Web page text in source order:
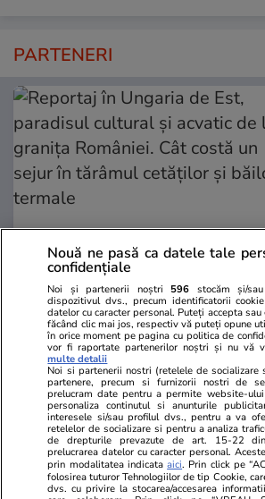
PARTENERI
Adevarul.ro
Reportaj în Ungaria de Est,
paradisul cultural și acvatic de
granița României. Cât costă un
sejur în tărâmul cetăților și
termale
PARTENERI
Nouă ne pasă ca datele tale
confidențiale
Noi și partenerii noștri 596 stocăm și/
dispozitivul dvs., precum identificatorii
datelor cu caracter personal. Puteți accepta
făcând clic mai jos, respectiv vă puteți opune
în orice moment pe pagina cu politica de
vor fi raportate partenerilor noștri și nu vă
multe detalii
Noi si partenerii nostri (retelele de
partenere, precum si furnizorii nostri de
prelucram date pentru a permite website-
personaliza continutul si anunturile
interesele si/sau profilul dvs., pentru a va
retelelor de socializare si pentru a analiza
de drepturile prevazute de art. 15-22
prelucrarea datelor cu caracter personal.
prin modalitatea indicataaici. Prin click pe
folosirea tuturor Tehnologiilor de tip Cookie,
dvs. cu privire la stocarea/accesarea